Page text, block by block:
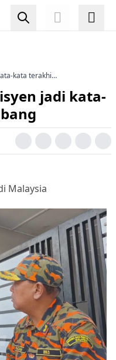
kata terakhir
jadi kata-
Malaysia